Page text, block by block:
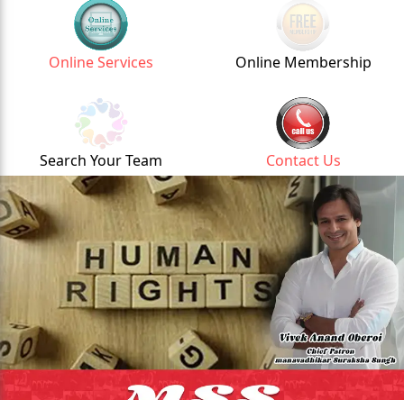
Online Services Online Membership
Search Your Team Contact Us